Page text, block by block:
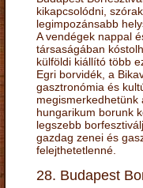
kikapcsolódni,
legimpozánsabb
A vendégek nappal
társaságában
külföldi kiállító több
Egri borvidék, a
gasztronómia és
megismerkedhetünk
hungarikum borunk
legszebb
gazdag zenei és
felejthetetlenné.
28. Budapest